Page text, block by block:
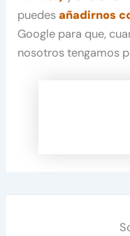
puedesañadirnos
Google para que,
nosotros tengamos